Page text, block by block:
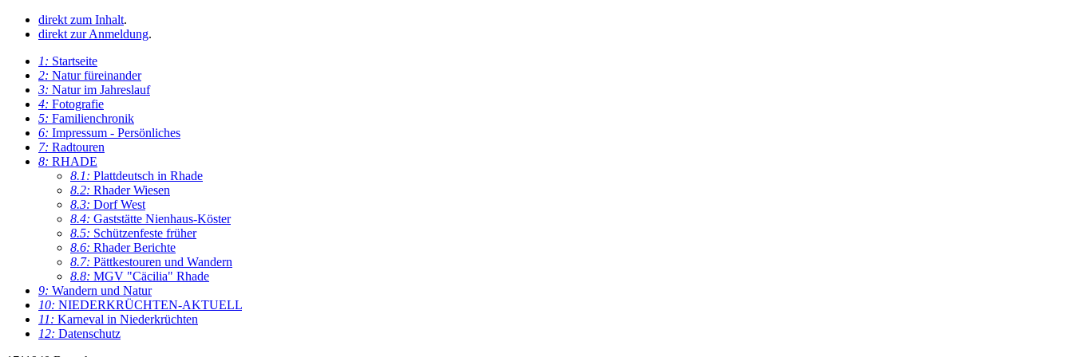
direkt zum Inhalt.
direkt zur Anmeldung.
1: Startseite
2: Natur füreinander
3: Natur im Jahreslauf
4: Fotografie
5: Familienchronik
6: Impressum - Persönliches
7: Radtouren
8: RHADE
8.1: Plattdeutsch in Rhade
8.2: Rhader Wiesen
8.3: Dorf West
8.4: Gaststätte Nienhaus-Köster
8.5: Schützenfeste früher
8.6: Rhader Berichte
8.7: Pättkestouren und Wandern
8.8: MGV "Cäcilia" Rhade
9: Wandern und Natur
10: NIEDERKRÜCHTEN-AKTUELL
11: Karneval in Niederkrüchten
12: Datenschutz